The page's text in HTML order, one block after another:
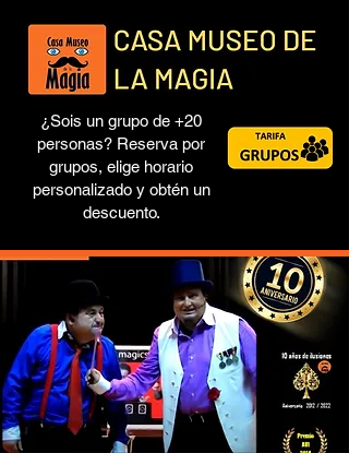
¿Sois un grupo de +20
personas? Reserva por
grupos, elige horario
personalizado y obtén un
descuento.